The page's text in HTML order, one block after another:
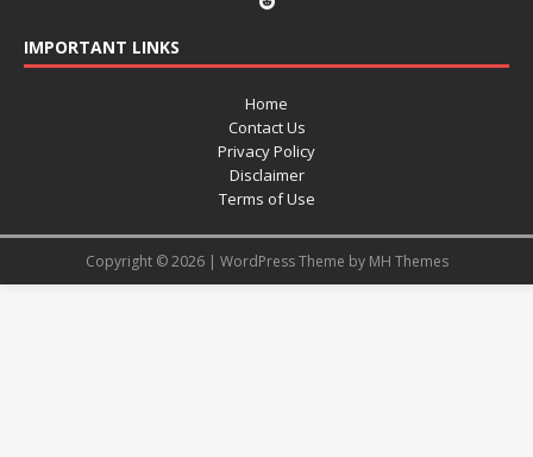
IMPORTANT LINKS
Home
Contact Us
Privacy Policy
Disclaimer
Terms of Use
Copyright © 2026 | WordPress Theme by MH Themes